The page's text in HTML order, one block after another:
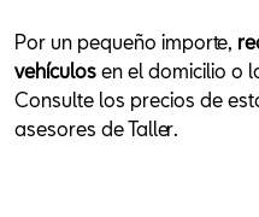
Por un pequeño importe,
vehículos en el domicilio o
Consulte los precios de
asesores de Taller.